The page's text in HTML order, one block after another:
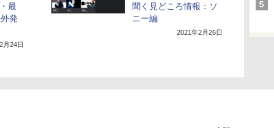
最
発
月24日
聞く見どころ情報：ソ
ニー編
2021年2月26日